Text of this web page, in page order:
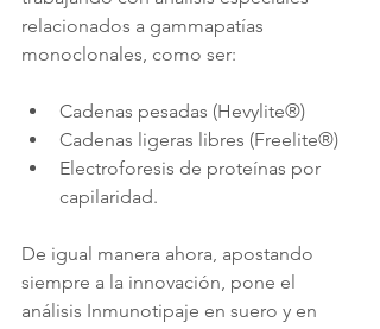
relacionados a gammapatías
monoclonales, como ser:
Cadenas pesadas (Hevylite®)
Cadenas ligeras libres (Freelite®)
Electroforesis de proteínas por
capilaridad.
De igual manera ahora, apostando
siempre a la innovación, pone el
análisis Inmunotipaje en suero y en